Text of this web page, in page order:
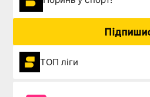
ТОП ліги